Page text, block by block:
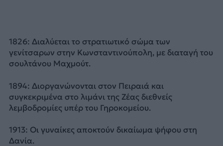
1826: Διαλύεται το στρατιωτικό σώμα των
γενίτσαρων στην Κωνσταντινούπολη, με διαταγή του
σουλτάνου Μαχμούτ.
1894: Διοργανώνονται στον Πειραιά και
συγκεκριμένα στο λιμάνι της Ζέας διεθνείς
λεμβοδρομίες υπέρ του Γηροκομείου.
1913: Οι γυναίκες αποκτούν δικαίωμα ψήφου στη
Δανία.